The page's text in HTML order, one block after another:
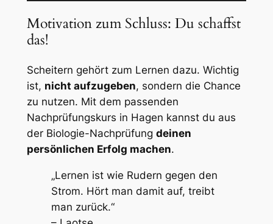
Motivation zum Schluss: Du schaffst
das!
Scheitern gehört zum Lernen dazu. Wichtig
ist, nicht aufzugeben, sondern die Chance
zu nutzen. Mit dem passenden
Nachprüfungskurs in Hagen kannst du aus
der Biologie-Nachprüfung deinen
persönlichen Erfolg machen.
„Lernen ist wie Rudern gegen den
Strom. Hört man damit auf, treibt
man zurück.“